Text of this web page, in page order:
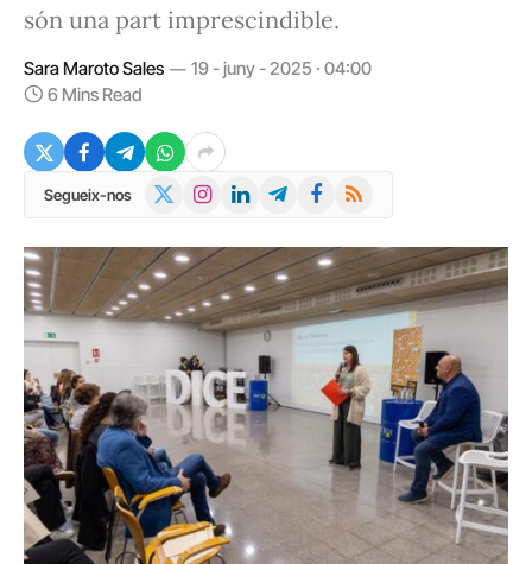
són una part imprescindible.
Sara Maroto Sales
19 - juny - 2025 · 04:00
6 Mins Read
Segueix-nos InstagramLinkedInTelegramFacebook
RSS